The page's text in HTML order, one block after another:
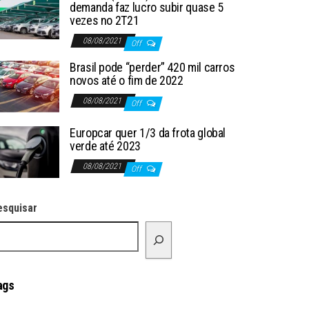
demanda faz lucro subir quase 5
vezes no 2T21
08/08/2021 Off
Brasil pode “perder” 420 mil carros
novos até o fim de 2022
08/08/2021 Off
Europcar quer 1/3 da frota global
verde até 2023
08/08/2021 Off